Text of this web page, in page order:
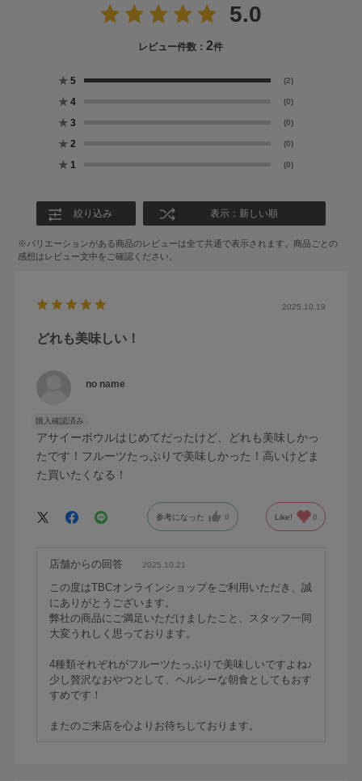
5.0
レビュー件数：2件
★ 5 (2)
★ 4 (0)
★ 3 (0)
★ 2 (0)
★ 1 (0)
絞り込み 表示：新しい順
2025.10.19
どれも美味しい！
no name
購入確認済み
アサイーボウルはじめてだったけど、どれも美味しかっ
たです！フルーツたっぷりで美味しかった！高いけどま
た買いたくなる！
参考になった 0 Like! 0
店舗からの回答 2025.10.21
この度はTBCオンラインショップをご利用いただき、誠
にありがとうございます。
弊社の商品にご満足いただけましたこと、スタッフ一同
大変うれしく思っております。
4種類それぞれがフルーツたっぷりで美味しいですよね♪
少し贅沢なおやつとして、ヘルシーな朝食としてもおす
すめです！
またのご来店を心よりお待ちしております。